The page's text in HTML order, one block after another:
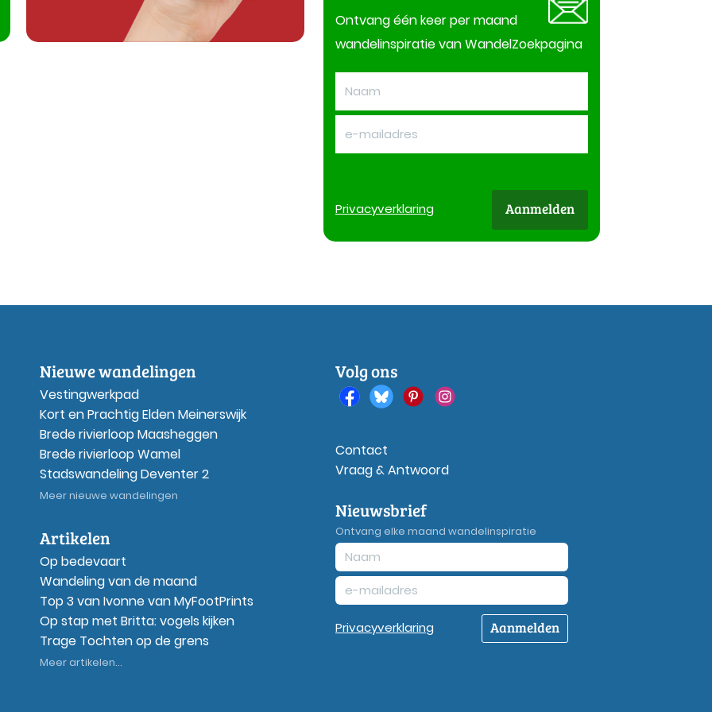
Ontvang één keer per maand
wandelinspiratie van WandelZoekpagina
Privacyverklaring Aanmelden
Nieuwe wandelingen
Vestingwerkpad
Kort en Prachtig Elden Meinerswijk
Brede rivierloop Maasheggen
Brede rivierloop Wamel
Stadswandeling Deventer 2
Meer nieuwe wandelingen
Artikelen
Op bedevaart
Wandeling van de maand
Top 3 van Ivonne van MyFootPrints
Op stap met Britta: vogels kijken
Trage Tochten op de grens
Meer artikelen...
Volg ons
Contact
Vraag & Antwoord
Nieuwsbrief
Ontvang elke maand wandelinspiratie
Privacyverklaring Aanmelden